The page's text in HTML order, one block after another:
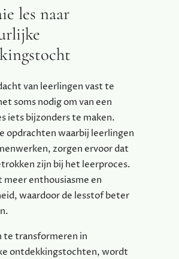
les naar
van leerlingen vast te
soms nodig om van een
iets bijzonders te maken.
opdrachten waarbij leerlingen
zorgen ervoor dat
zijn bij het leerproces.
enthousiasme en
waardoor de lesstof beter
te transformeren in
ontdekkingstochten, wordt